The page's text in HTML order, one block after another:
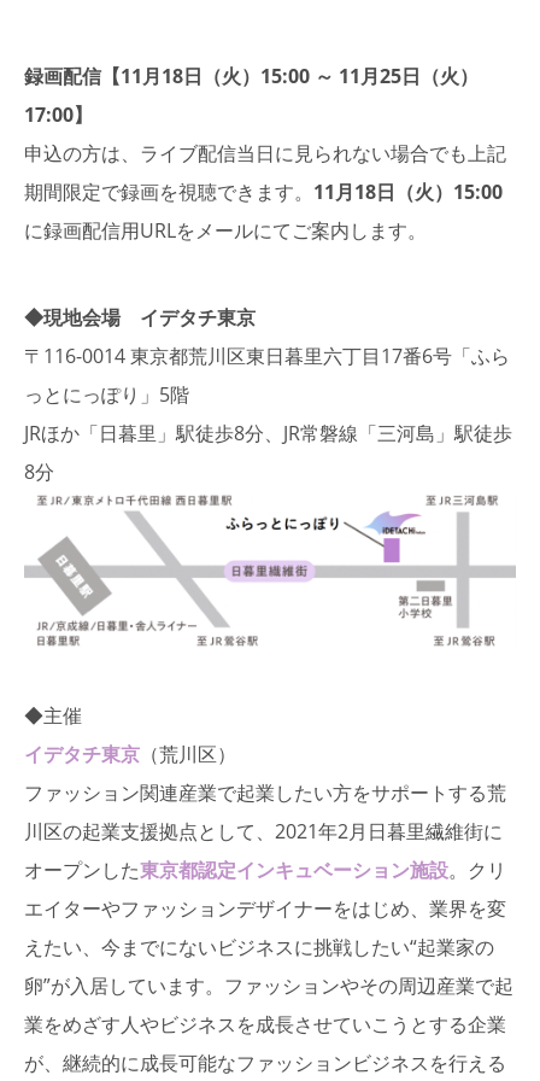
録画配信【11月18日（火）15:00 ～ 11月25日（火）
17:00】
申込の方は、ライブ配信当日に見られない場合でも上記
期間限定で録画を視聴できます。 11月18日（火）15:00
に録画配信用URLをメールにてご案内します。
◆現地会場 イデタチ東京
〒116-0014 東京都荒川区東日暮里六丁目17番6号「ふら
っとにっぽり」5階
JRほか「日暮里」駅徒歩8分、JR常磐線「三河島」駅徒歩
8分
◆主催
イデタチ東京 （荒川区）
ファッション関連産業で起業したい方をサポートする荒
川区の起業支援拠点として、2021年2月日暮里繊維街に
オープンした東京都認定インキュベーション施設。クリ
エイターやファッションデザイナーをはじめ、業界を変
えたい、今までにないビジネスに挑戦したい“起業家の
卵”が入居しています。ファッションやその周辺産業で起
業をめざす人やビジネスを成長させていこうとする企業
が、継続的に成長可能なファッションビジネスを行える